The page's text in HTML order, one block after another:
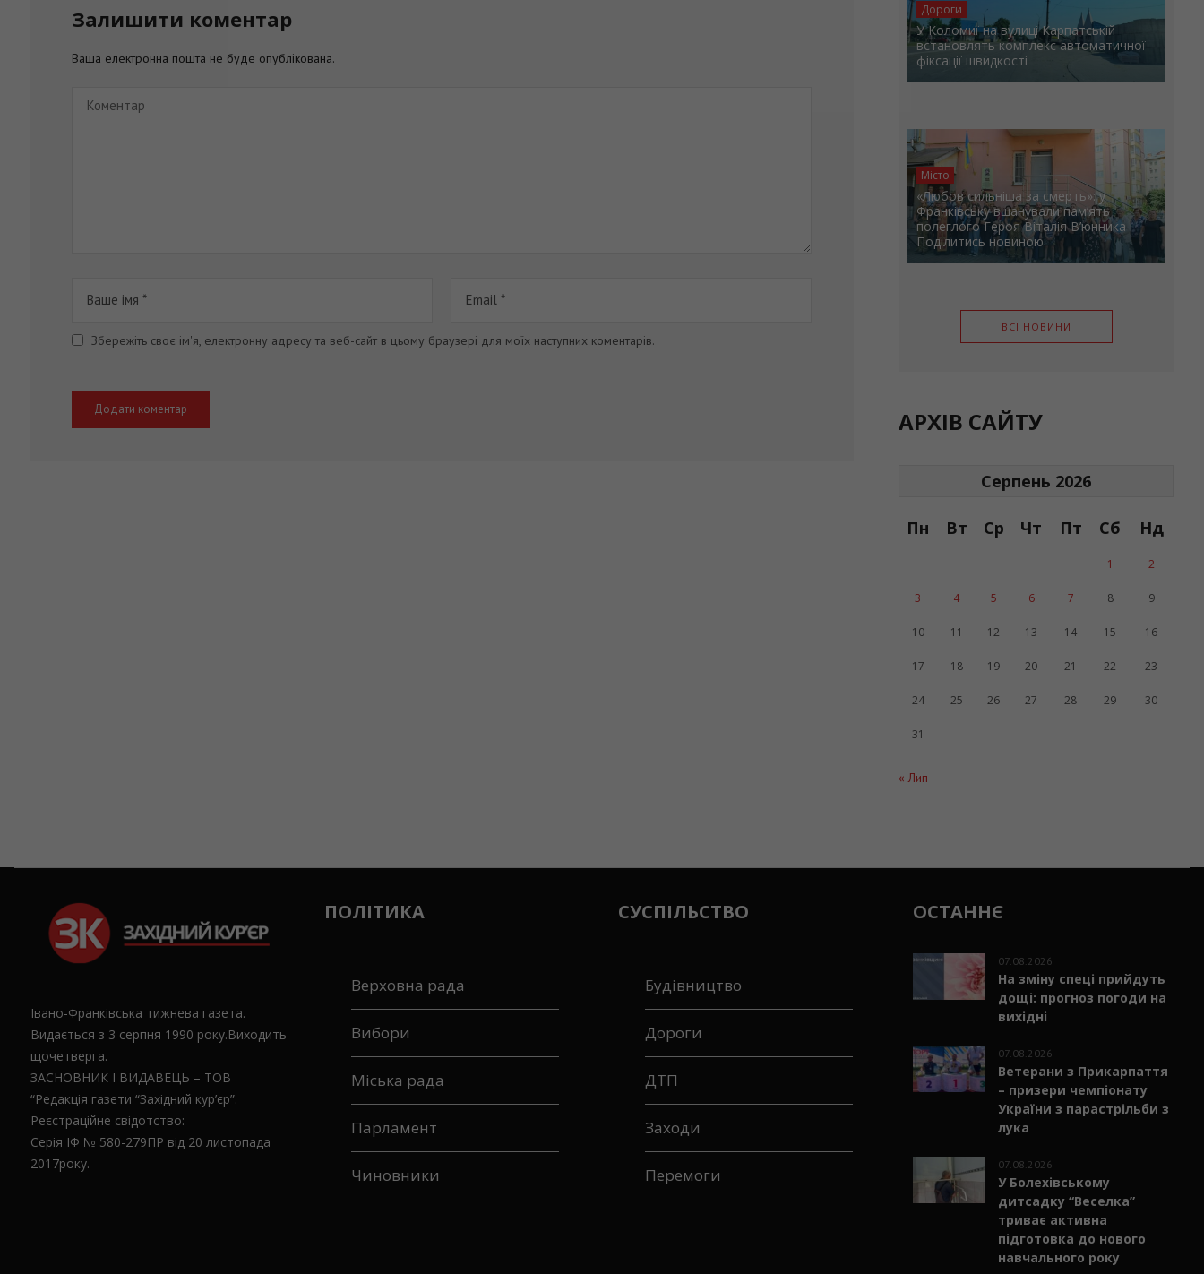
Залишити коментар
Ваша електронна пошта не буде опублікована.
Збережіть своє ім'я, електронну адресу та веб-сайт в цьому браузері для моїх наступних коментарів.
Дороги
У Коломиї на вулиці Карпатській
встановлять комплекс автоматичної
фіксації швидкості
Місто
«Любов сильніша за смерть»: у
Франківську вшанували пам’ять
полеглого Героя Віталія В’юнника
Поділитись новиною
ВСІ НОВИНИ
АРХІВ САЙТУ
Серпень 2026
Пн Вт Ср Чт Пт Сб Нд
« Лип
1 2
3 4 5 6 7 8 9
10 11 12 13 14 15 16
17 18 19 20 21 22 23
24 25 26 27 28 29 30
31
Івано-Франківська тижнева газета.
Видається з 3 серпня 1990 року.Виходить
щочетверга.
ЗАСНОВНИК І ВИДАВЕЦЬ – ТОВ
“Редакція газети “Західний кур’єр”.
Реєстраційне свідотство:
Серія ІФ № 580-279ПР від 20 листопада
2017року.
ПОЛІТИКА
Верховна рада
Вибори
Міська рада
Парламент
Чиновники
СУСПІЛЬСТВО
Будівництво
Дороги
ДТП
Заходи
Перемоги
ОСТАННЄ
07.08.2026
На зміну спеці прийдуть
дощі: прогноз погоди на
вихідні
07.08.2026
Ветерани з Прикарпаття
– призери чемпіонату
України з парастрільби з
лука
07.08.2026
У Болехівському
дитсадку “Веселка”
триває активна
підготовка до нового
навчального року